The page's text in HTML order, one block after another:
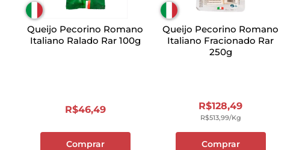
Queijo Pecorino Romano
Italiano Ralado Rar 100g
R$46,49
Comprar
Queijo Pecorino Romano
Italiano Fracionado Rar
250g
R$128,49
R$513,99/kg
Comprar